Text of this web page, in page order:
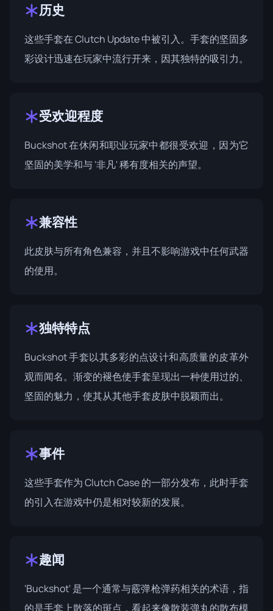
历史
这些手套在Clutch Update中被引入。手套的坚固多
彩设计迅速在玩家中流行开来，因其独特的吸引力。
受欢迎程度
Buckshot 在休闲和职业玩家中都很受欢迎，因为它
坚固的美学和与 '非凡' 稀有度相关的声望。
兼容性
此皮肤与所有角色兼容，并且不影响游戏中任何武器
的使用。
独特特点
Buckshot 手套以其多彩的点设计和高质量的皮革外
观而闻名。渐变的褪色使手套呈现出一种使用过的、
坚固的魅力，使其从其他手套皮肤中脱颖而出。
事件
这些手套作为Clutch Case的一部分发布，此时手套
的引入在游戏中仍是相对较新的发展。
趣闻
'Buckshot' 是一个通常与霰弹枪弹药相关的术语，指
的是手套上散落的斑点，看起来像散装弹丸的散布模